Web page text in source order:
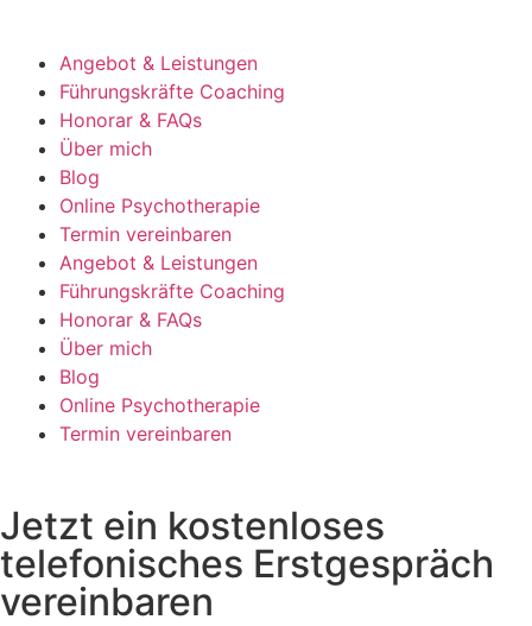
Angebot & Leistungen
Führungskräfte Coaching
Honorar & FAQs
Über mich
Blog
Online Psychotherapie
Termin vereinbaren
Angebot & Leistungen
Führungskräfte Coaching
Honorar & FAQs
Über mich
Blog
Online Psychotherapie
Termin vereinbaren
Jetzt ein kostenloses
telefonisches Erstgespräch
vereinbaren